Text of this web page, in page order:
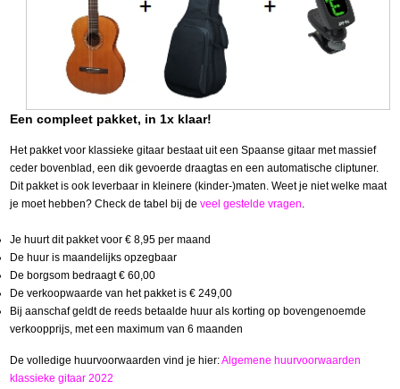
Een compleet pakket, in 1x klaar!
Het pakket voor klassieke gitaar bestaat uit een Spaanse gitaar met massief
ceder bovenblad, een dik gevoerde draagtas en een automatische cliptuner.
Dit pakket is ook leverbaar in kleinere (kinder-)maten. Weet je niet welke maat
je moet hebben? Check de tabel bij deveel gestelde vragen
Je huurt dit pakket voor € 8,95 per maand
De huur is maandelijks opzegbaar
De borgsom bedraagt € 60,00
De verkoopwaarde van het pakket is € 249,00
Bij aanschaf geldt de reeds betaalde huur als korting op bovengenoemde
verkoopprijs, met een maximum van 6 maanden
De volledige huurvoorwaarden vind je hier:Algemene huurvoorwaarden
klassieke gitaar 2022